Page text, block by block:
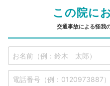
この院に
交通事故による怪我